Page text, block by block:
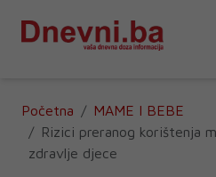
Početna
MAME I BEBE
Rizici preranog korištenja
zdravlje djece